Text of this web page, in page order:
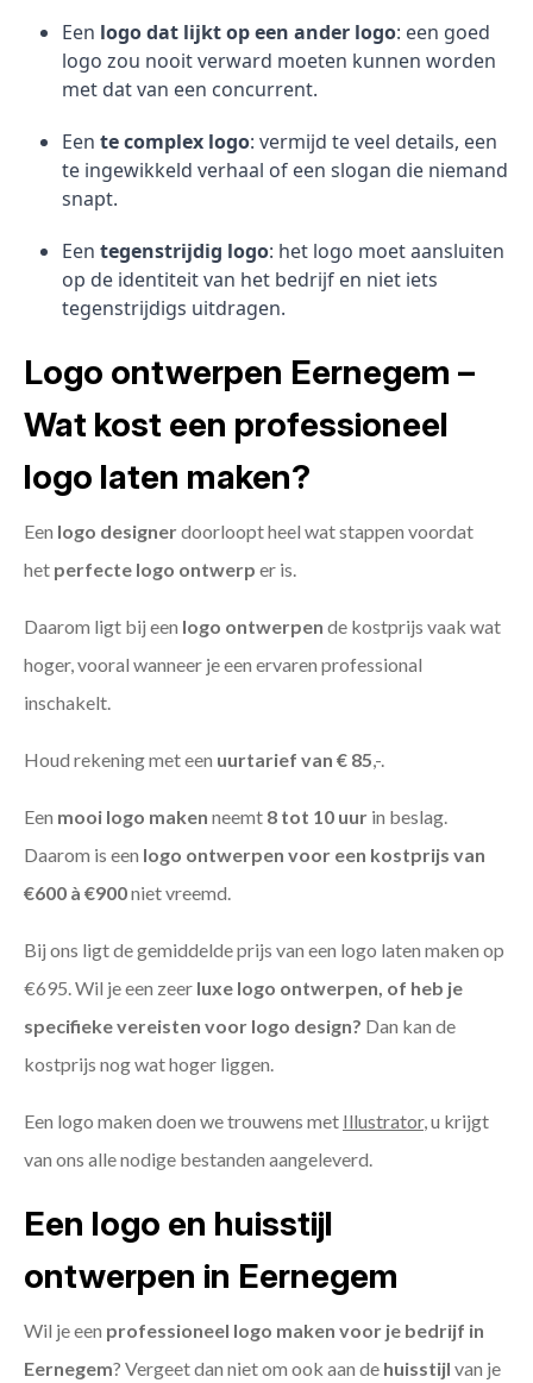
Een logo dat lijkt op een ander logo: een goed
logo zou nooit verward moeten kunnen worden
met dat van een concurrent.
Een te complex logo: vermijd te veel details, een
te ingewikkeld verhaal of een slogan die niemand
snapt.
Een tegenstrijdig logo: het logo moet aansluiten
op de identiteit van het bedrijf en niet iets
tegenstrijdigs uitdragen.
Logo ontwerpen Eernegem –
Wat kost een professioneel
logo laten maken?
Een logo designerdoorloopt heel wat stappen voordat
het perfecte logo ontwerp er is.
Daarom ligt bij een logo ontwerpen de kostprijs vaak wat
hoger, vooral wanneer je een ervaren professional
inschakelt.
Houd rekening met een uurtarief van € 85,-.
Een mooi logo maken neemt 8 tot 10 uur in beslag.
Daarom is een logo ontwerpen voor een kostprijs van
€600 à €900niet vreemd.
Bij ons ligt de gemiddelde prijs van een logo laten maken op
€695. Wil je een zeer luxe logo ontwerpen, of heb je
specifieke vereisten voor logo design? Dan kan de
kostprijs nog wat hoger liggen.
Een logo maken doen we trouwens met Illustrator, u krijgt
van ons alle nodige bestanden aangeleverd.
Een logo en huisstijl
ontwerpen in Eernegem
Wil je een professioneel logo maken voor je bedrijf in
Eernegem? Vergeet dan niet om ook aan de huisstijl van je